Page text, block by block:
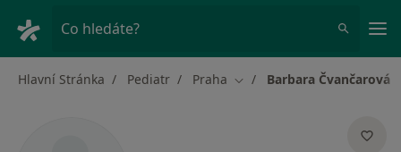
Co hledáte?
Hlavní Stránka Pediatr Praha Změna města
Barbara Čvančarová